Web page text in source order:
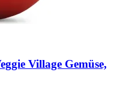
Village Gemüse,